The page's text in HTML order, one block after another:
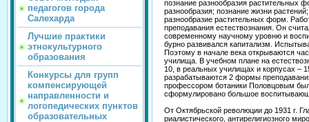
педагогов города
Салехарда
Лучшие практики
этнокультурного
образования
Конкурсы для групп
компенсирующей
направленности и
логопедических пунктов
образовательных
познание разнообразия растительных
разнообразия; познание жизни
разнообразие растительных форм.
преподавания естест­вознания. Он
современному научному уровню и
бурно развивался капитализм.
Поэтому в начале века открываются
училища. В учебном плане на
10, в реальных училищах и корпусах –
разрабатываются 2 формы
профессором бо­таники Половцовым
сформулировано большое
От Октябрьской революции до 1931 г.
риалистического, антирелигиозного